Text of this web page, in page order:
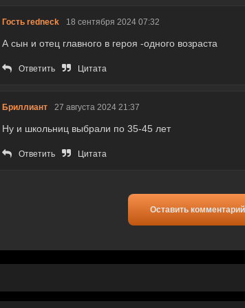
Гость redneck 18 сентября 2024 07:32
А сын и отец главного в героя -одного возраста
Ответить Цитата
Бриллиант 27 августа 2024 21:37
Ну и школьниц выбрали по 35-45 лет
Ответить Цитата
Оставить комментарий